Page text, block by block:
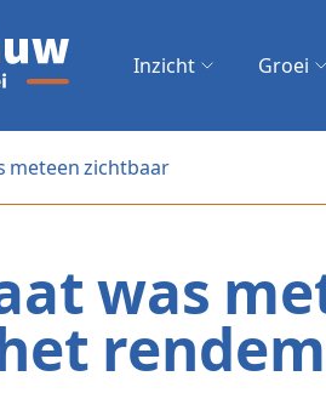
Inzicht Groei
meteen zichtbaar
was